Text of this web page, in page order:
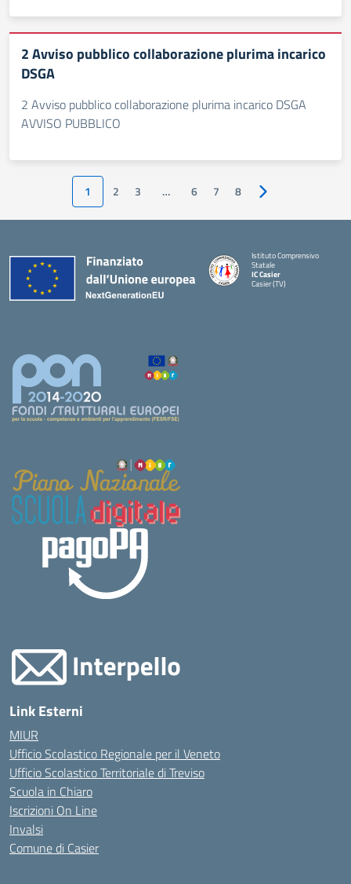
2 Avviso pubblico collaborazione plurima incarico
DSGA
2 Avviso pubblico collaborazione plurima incarico DSGA
AVVISO PUBBLICO
1 2 3 … 6 7 8 Pagina successiva
Istituto Comprensivo
Statale
IC Casier
Casier (TV)
Link Esterni
MIUR
Ufficio Scolastico Regionale per il Veneto
Ufficio Scolastico Territoriale di Treviso
Scuola in Chiaro
Iscrizioni On Line
Invalsi
Comune di Casier